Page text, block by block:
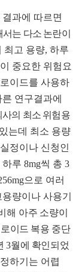
과에 따르면
는 다소 논란이
최고 용량,하루
중요한 위험요
이드를 사용하
연구결과에
의 최소 위험용
는데 최소 용량
정이나 신청인
하루 8mg씩 총 3
으로 여러
량이나 사용기
해 아주 소량이
로이드 복용 중단
3월에 확인되었
하기는 어렵